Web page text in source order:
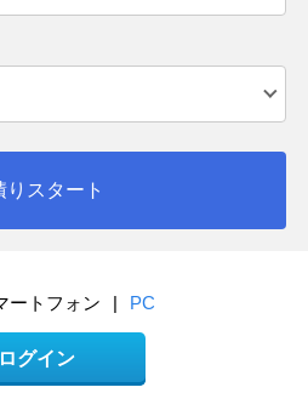
りスタート
ートフォン | PC
ログイン